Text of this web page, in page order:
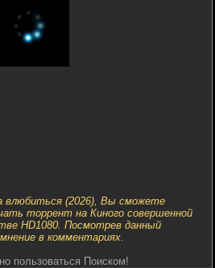
влюбиться (2026), Вы сможете
торрент на Киного совершенной
HD1080. Посмотрев данный
в комментариях.
пользоваться Поиском!